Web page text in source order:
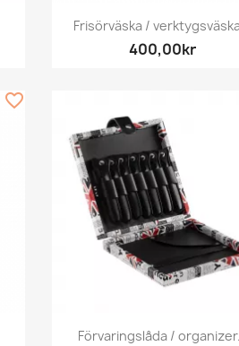
 Snabbvy
Frisörväska /
400,00kr
favorite_border
Snabbvy
Förvaringslåda /